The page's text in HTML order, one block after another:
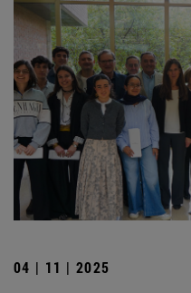
04 | 11 | 2025